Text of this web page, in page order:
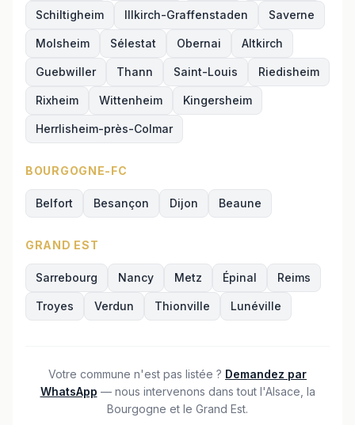
Schiltigheim Illkirch-Graffenstaden Saverne
Molsheim Sélestat Obernai Altkirch
Guebwiller Thann Saint-Louis Riedisheim
Rixheim Wittenheim Kingersheim
Herrlisheim-près-Colmar
BOURGOGNE-FC
Belfort Besançon Dijon Beaune
GRAND EST
Sarrebourg Nancy Metz Épinal Reims
Troyes Verdun Thionville Lunéville
Votre commune n'est pas listée ? Demandez par
WhatsApp — nous intervenons dans tout l'Alsace, la
Bourgogne et le Grand Est.